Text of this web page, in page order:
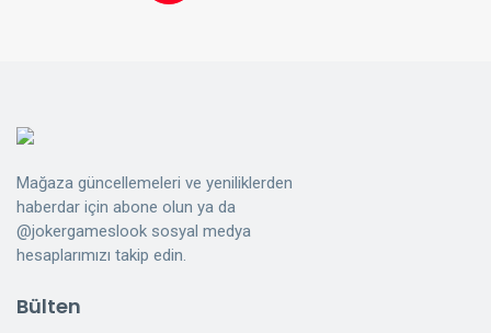
Mağaza güncellemeleri ve yeniliklerden
haberdar için abone olun ya da
@jokergameslook sosyal medya
hesaplarımızı takip edin.
Bülten